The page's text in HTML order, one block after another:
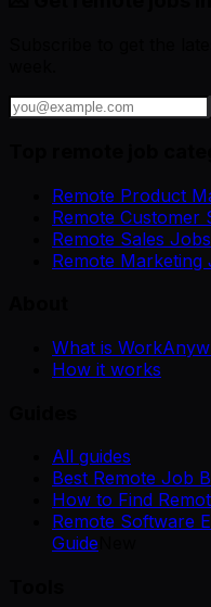
Remote Product
Remote Customer
Remote Sales Jobs
Remote Marketing
What is
How it works
All guides
Best Remote Job
How to Find
Remote Software
Guide